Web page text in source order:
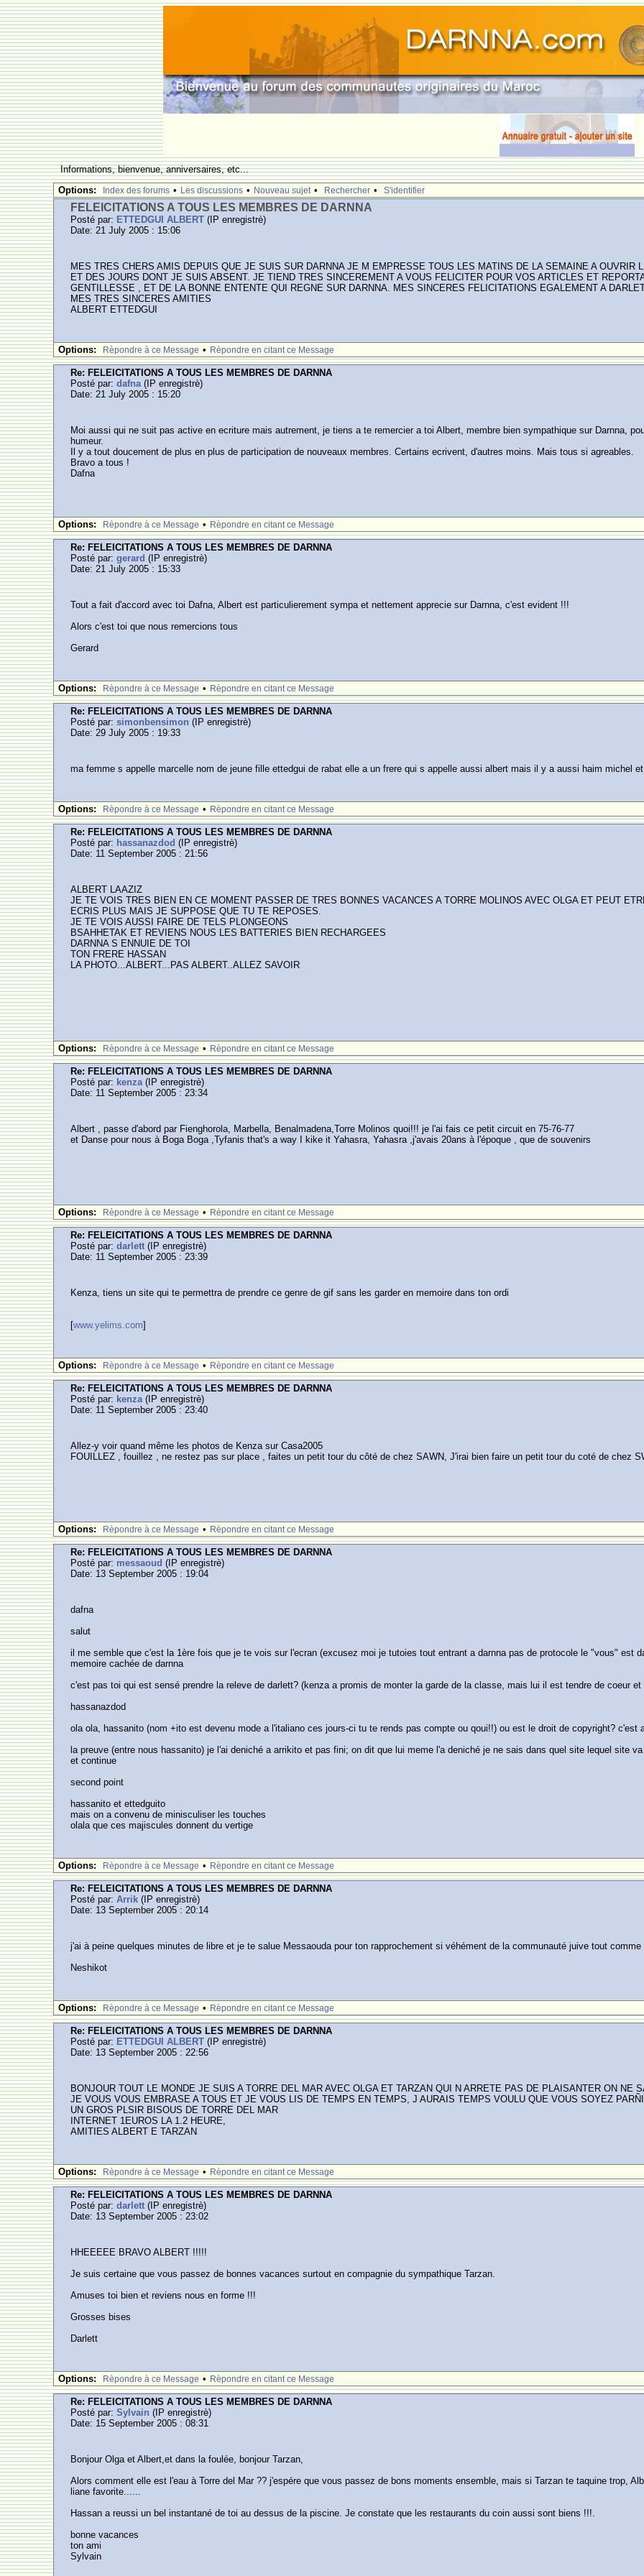
Informations, bienvenue, anniversaires, etc...
Options:
Index des forums • Les discussions • Nouveau sujet • Rechercher • S'identifier
FELEICITATIONS A TOUS LES MEMBRES DE DARNNA
Posté par: ETTEDGUI ALBERT (IP enregistrè)
Date: 21 July 2005 : 15:06
MES TRES CHERS AMIS DEPUIS QUE JE SUIS SUR DARNNA JE M EMPRESSE TOUS LES MATINS DE LA SEMAINE A OUVRIR
ET DES JOURS DONT JE SUIS ABSENT. JE TIEND TRES SINCEREMENT A VOUS FELICITER POUR VOS ARTICLES ET
GENTILLESSE , ET DE LA BONNE ENTENTE QUI REGNE SUR DARNNA. MES SINCERES FELICITATIONS EGALEMENT A
MES TRES SINCERES AMITIES
ALBERT ETTEDGUI
Options: Rèpondre à ce Message • Rèpondre en citant ce Message
Re: FELEICITATIONS A TOUS LES MEMBRES DE DARNNA
Posté par:dafna(IP enregistrè)
Date: 21 July 2005 : 15:20
Moi aussi qui ne suit pas active en ecriture mais autrement, je tiens a te remercier a toi Albert, membre bien sympathique sur Darnna,
humeur.
Il y a tout doucement de plus en plus de participation de nouveaux membres. Certains ecrivent, d'autres moins. Mais tous si agreables.
Bravo a tous !
Dafna
Options: Rèpondre à ce Message • Rèpondre en citant ce Message
Re: FELEICITATIONS A TOUS LES MEMBRES DE DARNNA
Posté par:gerard (IP enregistrè)
Date: 21 July 2005 : 15:33
Tout a fait d'accord avec toi Dafna, Albert est particulierement sympa et nettement apprecie sur Darnna, c'est evident !!!
Alors c'est toi que nous remercions tous
Gerard
Options: Rèpondre à ce Message • Rèpondre en citant ce Message
Re: FELEICITATIONS A TOUS LES MEMBRES DE DARNNA
Posté par:simonbensimon (IP enregistrè)
Date: 29 July 2005 : 19:33
ma femme s appelle marcelle nom de jeune fille ettedgui de rabat elle a un frere qui s appelle aussi albert mais il y a aussi haim michel
Options: Rèpondre à ce Message • Rèpondre en citant ce Message
Re: FELEICITATIONS A TOUS LES MEMBRES DE DARNNA
Posté par: hassanazdod (IP enregistrè)
Date: 11 September 2005 : 21:56
ALBERT LAAZIZ
JE TE VOIS TRES BIEN EN CE MOMENT PASSER DE TRES BONNES VACANCES A TORRE MOLINOS AVEC OLGA ET PEUT
ECRIS PLUS MAIS JE SUPPOSE QUE TU TE REPOSES.
JE TE VOIS AUSSI FAIRE DE TELS PLONGEONS
BSAHHETAK ET REVIENS NOUS LES BATTERIES BIEN RECHARGEES
DARNNA S ENNUIE DE TOI
TON FRERE HASSAN
LA PHOTO...ALBERT...PAS ALBERT..ALLEZ SAVOIR
Options: Rèpondre à ce Message • Rèpondre en citant ce Message
Re: FELEICITATIONS A TOUS LES MEMBRES DE DARNNA
Posté par: kenza(IP enregistrè)
Date: 11 September 2005 : 23:34
Albert , passe d'abord par Fienghorola, Marbella, Benalmadena,Torre Molinos quoi!!! je l'ai fais ce petit circuit en 75-76-77
et Danse pour nous à Boga Boga ,Tyfanis that's a way I kike it Yahasra, Yahasra ,j'avais 20ans à l'époque , que de souvenirs
Options: Rèpondre à ce Message • Rèpondre en citant ce Message
Re: FELEICITATIONS A TOUS LES MEMBRES DE DARNNA
Posté par:darlett (IP enregistrè)
Date: 11 September 2005 : 23:39
Kenza, tiens un site qui te permettra de prendre ce genre de gif sans les garder en memoire dans ton ordi
[www.yelims.com]
Options: Rèpondre à ce Message • Rèpondre en citant ce Message
Re: FELEICITATIONS A TOUS LES MEMBRES DE DARNNA
Posté par: kenza(IP enregistrè)
Date: 11 September 2005 : 23:40
Allez-y voir quand même les photos de Kenza sur Casa2005
FOUILLEZ , fouillez , ne restez pas sur place , faites un petit tour du côté de chez SAWN, J'irai bien faire un petit tour du coté de chez
Options: Rèpondre à ce Message • Rèpondre en citant ce Message
Re: FELEICITATIONS A TOUS LES MEMBRES DE DARNNA
Posté par: messaoud (IP enregistrè)
Date: 13 September 2005 : 19:04
dafna
salut
il me semble que c'est la 1ère fois que je te vois sur l'ecran (excusez moi je tutoies tout entrant a darnna pas de protocole le "vous" est
memoire cachée de darnna
c'est pas toi qui est sensé prendre la releve de darlett? (kenza a promis de monter la garde de la classe, mais lui il est tendre de coeur
hassanazdod
ola ola, hassanito (nom +ito est devenu mode a l'italiano ces jours-ci tu te rends pas compte ou qoui!!) ou est le droit de copyright? c'est
la preuve (entre nous hassanito) je l'ai deniché a arrikito et pas fini; on dit que lui meme l'a deniché je ne sais dans quel site lequel site
et continue
second point
hassanito et ettedguito
mais on a convenu de minisculiser les touches
olala que ces majiscules donnent du vertige
Options: Rèpondre à ce Message • Rèpondre en citant ce Message
Re: FELEICITATIONS A TOUS LES MEMBRES DE DARNNA
Posté par:Arrik (IP enregistrè)
Date: 13 September 2005 : 20:14
j'ai à peine quelques minutes de libre et je te salue Messaouda pour ton rapprochement si véhément de la communauté juive tout
Neshikot
Options: Rèpondre à ce Message • Rèpondre en citant ce Message
Re: FELEICITATIONS A TOUS LES MEMBRES DE DARNNA
Posté par: ETTEDGUI ALBERT (IP enregistrè)
Date: 13 September 2005 : 22:56
BONJOUR TOUT LE MONDE JE SUIS A TORRE DEL MAR AVEC OLGA ET TARZAN QUI N ARRETE PAS DE PLAISANTER ON NE
JE VOUS VOUS EMBRASE A TOUS ET JE VOUS LIS DE TEMPS EN TEMPS, J AURAIS TEMPS VOULU QUE VOUS SOYEZ
UN GROS PLSIR BISOUS DE TORRE DEL MAR
INTERNET 1EUROS LA 1.2 HEURE,
AMITIES ALBERT E TARZAN
Options: Rèpondre à ce Message • Rèpondre en citant ce Message
Re: FELEICITATIONS A TOUS LES MEMBRES DE DARNNA
Posté par:darlett (IP enregistrè)
Date: 13 September 2005 : 23:02
HHEEEEE BRAVO ALBERT !!!!!
Je suis certaine que vous passez de bonnes vacances surtout en compagnie du sympathique Tarzan.
Amuses toi bien et reviens nous en forme !!!
Grosses bises
Darlett
Options: Rèpondre à ce Message • Rèpondre en citant ce Message
Re: FELEICITATIONS A TOUS LES MEMBRES DE DARNNA
Posté par:Sylvain (IP enregistrè)
Date: 15 September 2005 : 08:31
Bonjour Olga et Albert,et dans la foulée, bonjour Tarzan,
Alors comment elle est l'eau à Torre del Mar ?? j'espére que vous passez de bons moments ensemble, mais si Tarzan te taquine trop,
liane favorite......
Hassan a reussi un bel instantané de toi au dessus de la piscine. Je constate que les restaurants du coin aussi sont biens !!!.
bonne vacances
ton ami
Sylvain